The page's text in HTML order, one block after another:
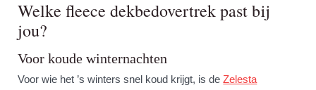
Welke fleece dekbedovertrek past bij
jou?
Voor koude winternachten
Voor wie het ’s winters snel koud krijgt, is deZelesta